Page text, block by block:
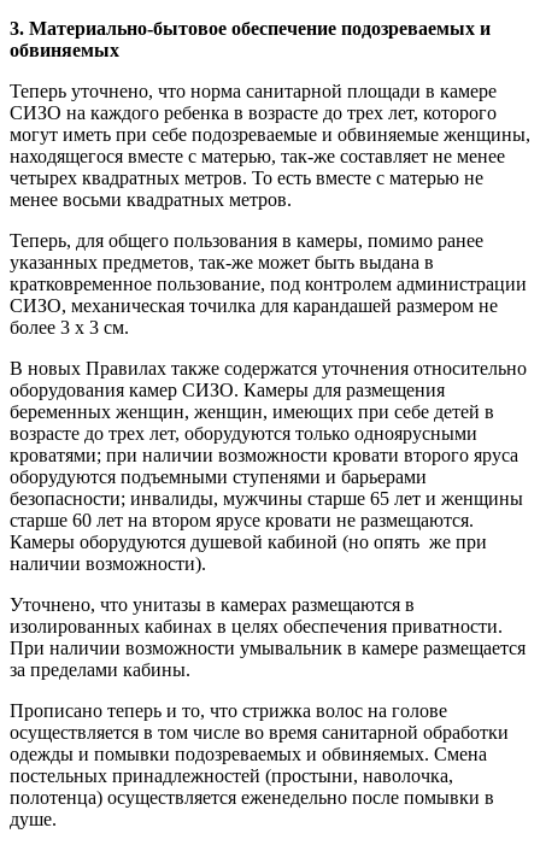
3. Материально-бытовое обеспечение подозреваемых и
обвиняемых
Теперь уточнено, что норма санитарной площади в камере
СИЗО на каждого ребенка в возрасте до трех лет, которого
могут иметь при себе подозреваемые и обвиняемые женщины,
находящегося вместе с матерью, так-же составляет не менее
четырех квадратных метров. То есть вместе с матерью не
менее восьми квадратных метров.
Теперь, для общего пользования в камеры, помимо ранее
указанных предметов, так-же может быть выдана в
кратковременное пользование, под контролем администрации
СИЗО, механическая точилка для карандашей размером не
более 3 x 3 см.
В новых Правилах также содержатся уточнения относительно
оборудования камер СИЗО. Камеры для размещения
беременных женщин, женщин, имеющих при себе детей в
возрасте до трех лет, оборудуются только одноярусными
кроватями; при наличии возможности кровати второго яруса
оборудуются подъемными ступенями и барьерами
безопасности; инвалиды, мужчины старше 65 лет и женщины
старше 60 лет на втором ярусе кровати не размещаются.
Камеры оборудуются душевой кабиной (но опять же при
наличии возможности).
Уточнено, что унитазы в камерах размещаются в
изолированных кабинах в целях обеспечения приватности.
При наличии возможности умывальник в камере размещается
за пределами кабины.
Прописано теперь и то, что стрижка волос на голове
осуществляется в том числе во время санитарной обработки
одежды и помывки подозреваемых и обвиняемых. Смена
постельных принадлежностей (простыни, наволочка,
полотенца) осуществляется еженедельно после помывки в
душе.